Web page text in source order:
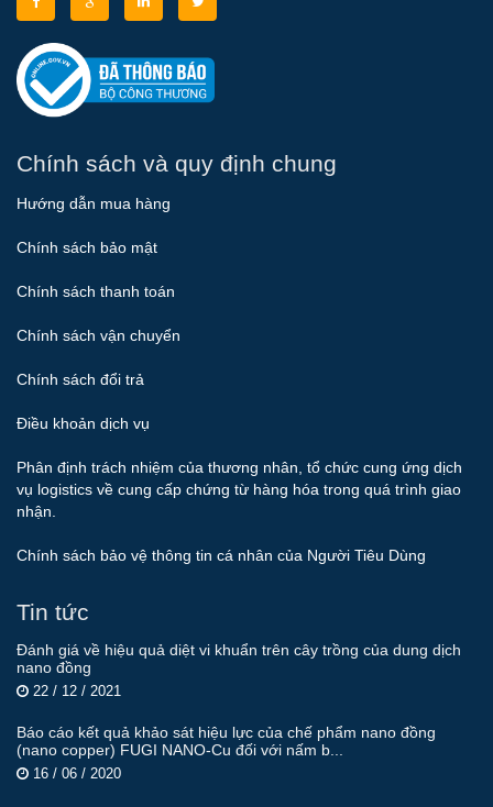
Chính sách và quy định chung
Hướng dẫn mua hàng
Chính sách bảo mật
Chính sách thanh toán
Chính sách vận chuyển
Chính sách đổi trả
Điều khoản dịch vụ
Phân định trách nhiệm của thương nhân, tổ chức cung ứng dịch
vụ logistics về cung cấp chứng từ hàng hóa trong quá trình giao
nhận.
Chính sách bảo vệ thông tin cá nhân của Người Tiêu Dùng
Tin tức
Đánh giá về hiệu quả diệt vi khuẩn trên cây trồng của dung dịch
nano đồng
22 / 12 / 2021
Báo cáo kết quả khảo sát hiệu lực của chế phẩm nano đồng
(nano copper) FUGI NANO-Cu đối với nấm b...
16 / 06 / 2020